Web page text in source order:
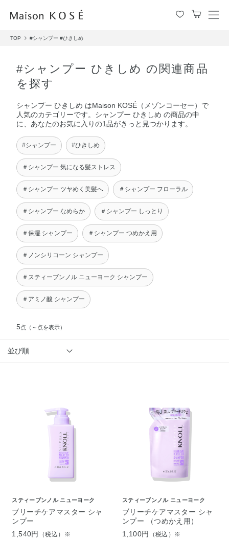
メ
TOP #シャンプー #ひきしめ
#シャンプー ひきしめ の関連商品
を探す
シャンプー ひきしめ はMaison KOSÉ（メゾンコーセー）で
人気のカテゴリーです。シャンプー ひきしめ の商品の中
に、あなたのお気に入りの1品がきっと見つかります。
#シャンプー #ひきしめ
＃シャンプー 気になる髪ストレス
＃シャンプー ツヤめく美髪へ ＃シャンプー フローラル
＃シャンプー なめらか ＃シャンプー しっとり
＃保湿 シャンプー ＃シャンプー つめかえ用
＃ノンシリコーン シャンプー
＃スティーブンノル ニューヨーク シャンプー
＃アミノ酸 シャンプー
5点 （～点を表示）
並び順
スティーブンノル ニューヨーク
ブリーチケアマスター シャ
ンプー
1,540円
（税込）※
スティーブンノル ニューヨーク
ブリーチケアマスター シャ
ンプー （つめかえ用）
1,100円
（税込）※